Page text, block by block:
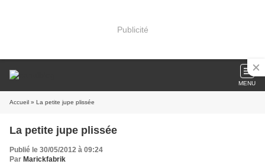
Publicité
MENU
Accueil » La petite jupe plissée
La petite jupe plissée
Publié le 30/05/2012 à 09:24
Par Marickfabrik